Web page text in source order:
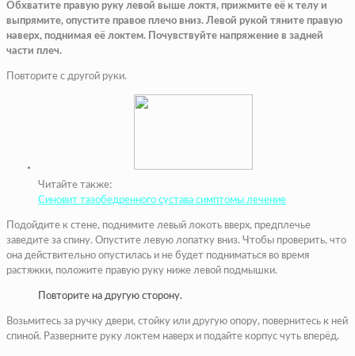
Обхватите правую руку левой выше локтя, прижмите её к телу и
выпрямите, опустите правое плечо вниз. Левой рукой тяните правую
наверх, поднимая её локтем. Почувствуйте напряжение в задней
части плеч.
Повторите с другой руки.
Читайте также:
Синовит тазобедренного сустава симптомы лечение
Подойдите к стене, поднимите левый локоть вверх, предплечье
заведите за спину. Опустите левую лопатку вниз. Чтобы проверить, что
она действительно опустилась и не будет подниматься во время
растяжки, положите правую руку ниже левой подмышки.
Повторите на другую сторону.
Возьмитесь за ручку двери, стойку или другую опору, повернитесь к ней
спиной. Разверните руку локтем наверх и подайте корпус чуть вперёд.